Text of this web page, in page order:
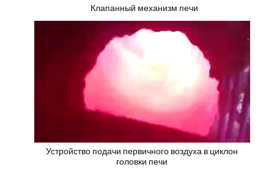
Клапанный механизм печи
Устройство подачи первичного воздуха в циклон
головки печи